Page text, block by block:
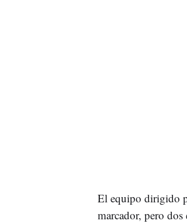
El equipo dirigido
marcador, pero